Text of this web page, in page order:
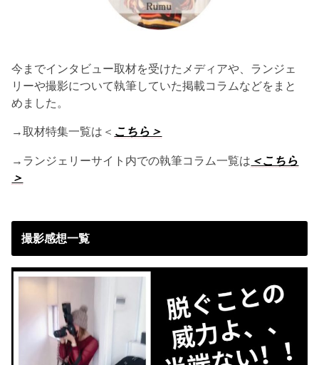
今までインタビュー取材を受けたメディアや、ランジェ
リーや撮影について執筆していた掲載コラムなどをまと
めました。
→取材特集一覧は＜ こちら＞
→ランジェリーサイト内での執筆コラム一覧は ＜こちら
＞
撮影感想一覧